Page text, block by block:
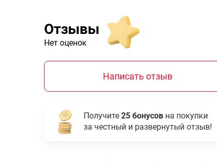
Отзывы
Нет оценок
Написать отзыв
Получите 25 бонусов на покупки
за честный и развернутый отзыв!